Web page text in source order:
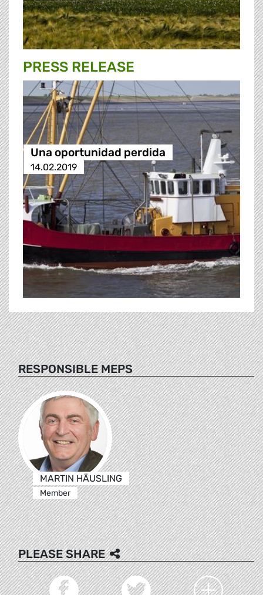
PRESS RELEASE
Una oportunidad perdida
14.02.2019
RESPONSIBLE MEPS
MARTIN HÄUSLING
Member
PLEASE SHARE